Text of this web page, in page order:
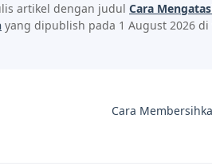
artikel dengan judul Cara
yang dipublish pada 1 August 2026 di
Cara